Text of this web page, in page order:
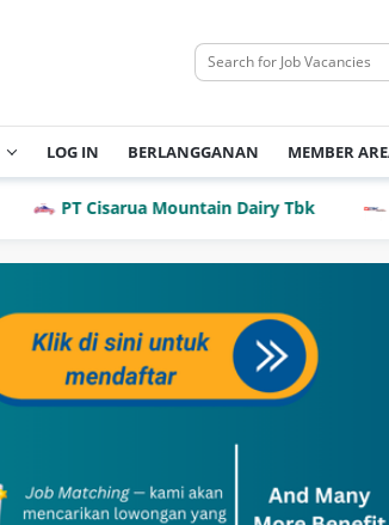
LOG IN BERLANGGANAN MEMBER
PT Cisarua Mountain Dairy Tbk PT